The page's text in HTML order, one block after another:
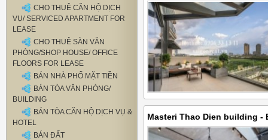
CHO THUÊ CĂN HỘ DỊCH
VỤ/ SERVICED APARTMENT FOR
LEASE
CHO THUÊ SÀN VĂN
PHÒNG/SHOP HOUSE/ OFFICE
FLOORS FOR LEASE
BÁN NHÀ PHỐ MẶT TIỀN
BÁN TÒA VĂN PHÒNG/
BUILDING
BÁN TÒA CĂN HỘ DỊCH VỤ &
HOTEL
BÁN ĐẤT
lease 160sqm- Really nice
Masteri Thao Dien building -
Penthouse 03 bedrooms